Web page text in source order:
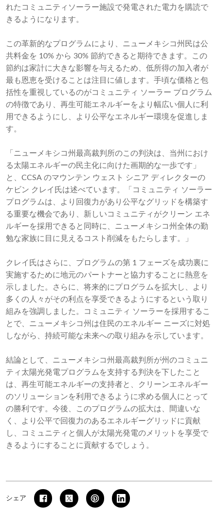
れたコミュニティソーラー施設で発電された電力を購読で
きるようになります。
この革新的なプログラムにより、ニューメキシコ州民は公
共料金を 10% から 30% 節約できると期待できます。この
節約は家計に大きな影響を与えるため、低所得の加入者が
最も恩恵を受けることは注目に値します。手頃な価格と包
括性を重視しているのがコミュニティ ソーラー プログラム
の特徴であり、再生可能エネルギーをより幅広い個人に利
用できるようにし、より公平なエネルギー環境を促進しま
す。
「ニューメキシコ州最高裁判所のこの判決は、当州におけ
る太陽エネルギーの民主化に向けた画期的な一歩です」
と、CCSA のマウンテン ウェスト シニア ディレクターの
ケビン クレイ氏は述べています。「コミュニティ ソーラー
プログラムは、より回復力があり公平なグリッドを構築す
る重要な機会であり、新しいコミュニティがクリーン エネ
ルギーを採用できると同時に、ニューメキシコ州全体の勤
勉な家族に目に見えるコスト削減をもたらします。」
クレイ氏はさらに、プログラムの第 1 フェーズを成功裏に
実施するために地元のパートナーと協力することに熱意を
示しました。さらに、将来的にプログラムを拡大し、より
多くの人々がその利点を享受できるようにするという取り
組みを強調しました。コミュニティ ソーラーを採用するこ
とで、ニューメキシコ州は住民のエネルギー ニーズに対処
しながら、持続可能な未来への取り組みを示しています。
結論として、ニューメキシコ州最高裁判所が州のコミュニ
ティ太陽光発電プログラムを支持する判決を下したこと
は、再生可能エネルギーの支持者と、クリーンエネルギー
のソリューションを利用できるように求める個人にとって
の勝利です。今後、このプログラムの拡大は、間違いな
く、より公平で回復力のあるエネルギーグリッドに貢献
し、コミュニティと個人が太陽光発電のメリットを享受で
きるようにすることに貢献するでしょう。
シェア